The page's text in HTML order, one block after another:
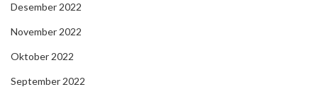
Desember 2022
November 2022
Oktober 2022
September 2022